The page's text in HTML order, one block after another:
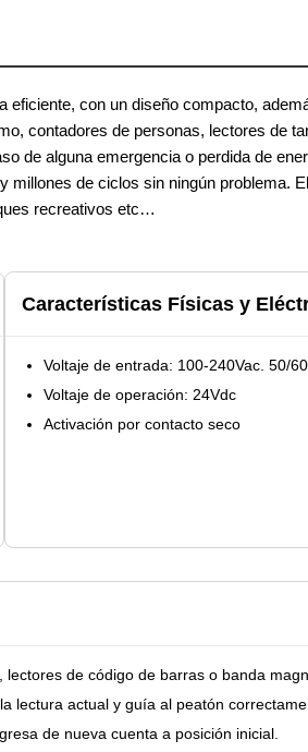
con un diseño compacto,
contadores de personas, lectores de
de alguna emergencia o perdida de
de ciclos sin ningún problema.
recreativos etc…
Características Físicas y
Voltaje de entrada: 100-240Vac. 50/
Voltaje de operación: 24Vdc
Activación por contacto seco
de código de barras o banda
lectura actual y guía al peatón
de nueva cuenta a posición inicial.